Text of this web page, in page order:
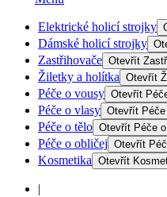
Elektrické holicí strojky
Dámské holicí strojky
Zastřihovače Otevřít
Žiletky a holítka Otevřít
Péče o vousy Otevřít
Péče o vlasy Otevřít
Péče o tělo Otevřít Péče
Péče o obličej Otevřít
Kosmetika Otevřít
|